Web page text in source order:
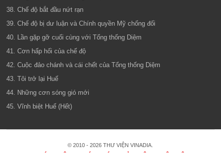
38. Chế độ bắt đầu nứt rạn
39. Chế độ bị dư luận và Chính quyền Mỹ chống đối
40. Lần gặp gỡ cuối cùng với Tổng thống Diệm
41. Cơn hấp hối của chế độ
42. Cuộc đảo chánh và cái chết của Tổng thống Diệm
43. Tôi trở lại Huế
44. Những cơn sóng gió mới
45. Vĩnh biệt Huế (Hết)
© 2010 - 2026 THƯ VIỆN VINADIA.